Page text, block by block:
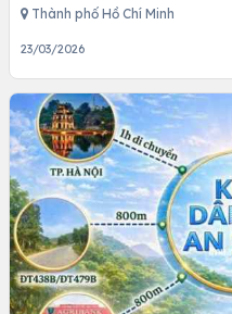
Thành phố Hồ Chí Minh
23/03/2026